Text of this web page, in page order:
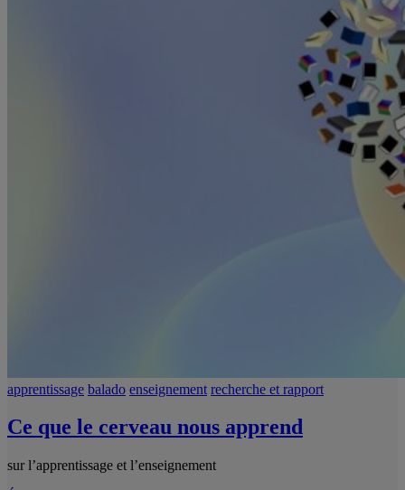
apprentissage balado enseignement recherche et rapport
Ce que le cerveau nous apprend
sur l’apprentissage et l’enseignement